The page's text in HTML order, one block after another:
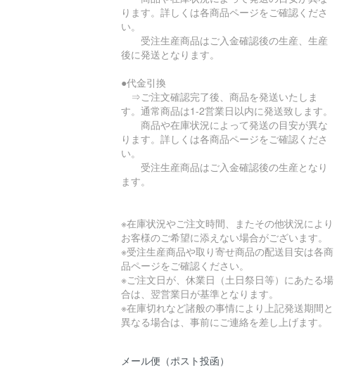
ります。詳しくは各商品ページをご確認くださ
い。
受注生産商品はご入金確認後の生産、生産
後に発送となります。
●代金引換
⇒ご注文確認完了後、商品を発送いたしま
す。通常商品は1-2営業日以内に発送致します。
商品や在庫状況によって発送の目安が異な
ります。詳しくは各商品ページをご確認くださ
い。
受注生産商品はご入金確認後の生産となり
ます。
※在庫状況やご注文時間、またその他状況により
お客様のご希望に添えない場合がございます。
※受注生産商品や取り寄せ商品の配送目安は各商
品ページをご確認ください。
※ご注文日が、休業日（土日祭日等）にあたる場
合は、翌営業日が基準となります。
※在庫切れなど諸般の事情により上記発送期間と
異なる場合は、事前にご連絡を差し上げます。
メール便（ポスト投函）